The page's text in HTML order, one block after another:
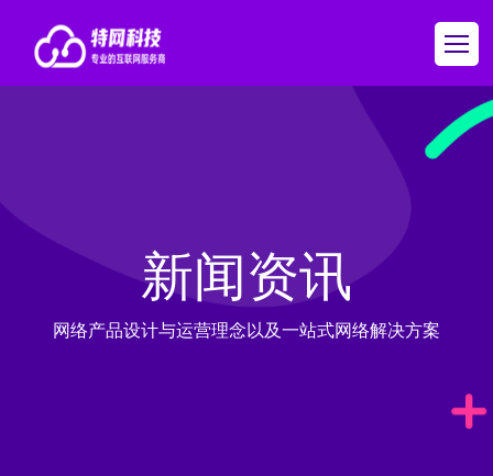
新闻资讯
网络产品设计与运营理念以及一站式网络解决方案